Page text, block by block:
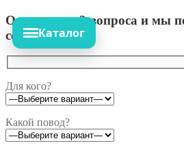
Ответьте на 3 вопроса и мы
сет!
Для кого?
Какой повод?
Каталог